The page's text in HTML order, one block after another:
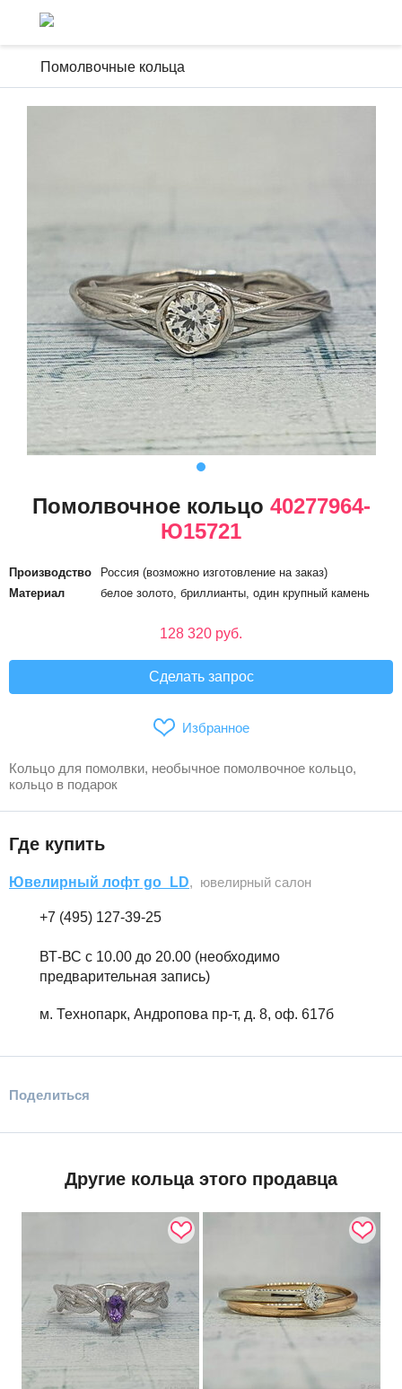
Помолвочные кольца
Помолвочное кольцо 40277964-
Ю15721
Производство
Россия (возможно изготовление на заказ)
Материал
белое золото, бриллианты, один крупный камень
128 320 руб.
Сделать запрос
Избранное
Кольцо для помолвки, необычное помолвочное кольцо,
кольцо в подарок
Где купить
Ювелирный лофт go_LD, ювелирный салон
+7 (495) 127-39-25
ВТ-ВС с 10.00 до 20.00 (необходимо
предварительная запись)
м. Технопарк, Андропова пр-т, д. 8, оф. 617б
Поделиться
Другие кольца этого продавца